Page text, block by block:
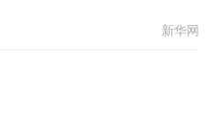
新华网